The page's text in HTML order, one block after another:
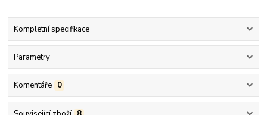
Kompletní specifikace
Parametry
Komentáře 0